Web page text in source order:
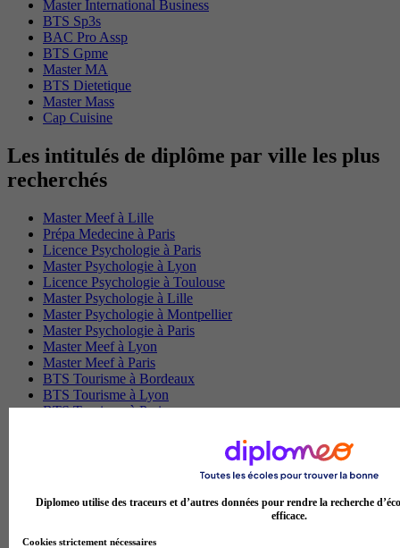
Master International Business
BTS Sp3s
BAC Pro Assp
BTS Gpme
Master MA
BTS Dietetique
Master Mass
Cap Cuisine
Les intitulés de diplôme par ville les plus
recherchés
Master Meef à Lille
Prépa Medecine à Paris
Licence Psychologie à Paris
Master Psychologie à Lyon
Licence Psychologie à Toulouse
Master Psychologie à Lille
Master Psychologie à Montpellier
Master Psychologie à Paris
Master Meef à Lyon
Master Meef à Paris
BTS Tourisme à Bordeaux
BTS Tourisme à Lyon
BTS Tourisme à Paris
BTS Communication à Bordeaux
BTS Communication à Lyon
Diplomeo utilise des traceurs et d’autres données pour rendre la recherche
efficace.
Cookies strictement nécessaires